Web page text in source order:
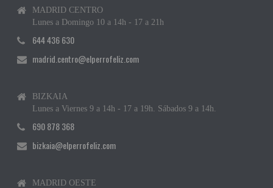
MADRID CENTRO
Lunes a Domingo 10 a 14h - 17 a 21h
644 436 630
madrid.centro@elperrofeliz.com
BIZKAIA
Lunes a Viernes 9 a 14h - 17 a 19h. Sábados 9 a 14h.
690 878 368
bizkaia@elperrofeliz.com
MADRID OESTE